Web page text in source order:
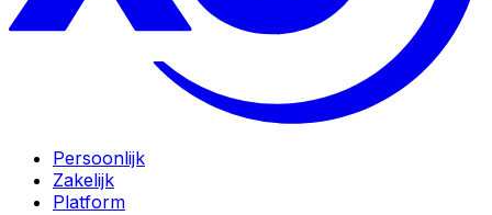
Persoonlijk
Zakelijk
Platform